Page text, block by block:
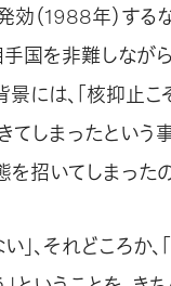
効（1988年）す
手国を非難しな
には、「核抑止
てしまったという
招いてしまった
、それどころか